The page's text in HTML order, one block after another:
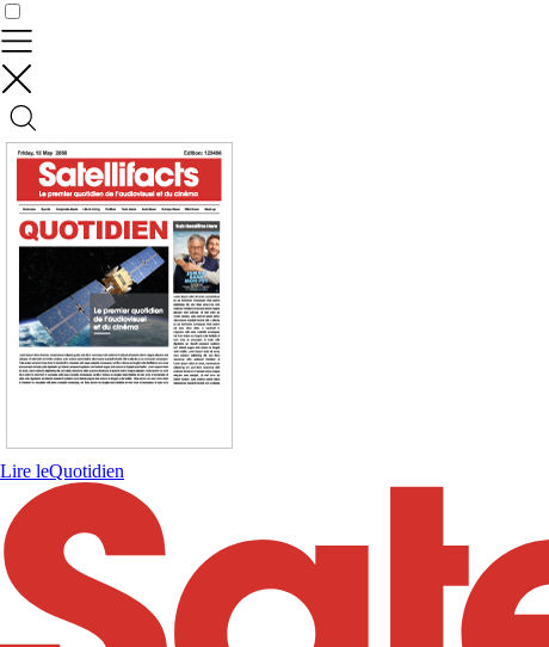
Lire leQuotidien
Contrôler vos données